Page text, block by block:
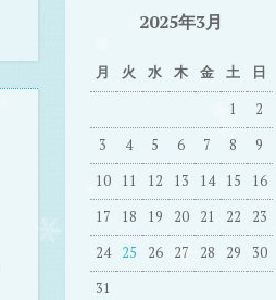
2025年3月
月 火 水 木 金 土 日
1
2
3
4 5 6 7 8
9
10
11 12 13 14 15
16
17
18 19 20 21 22
23
24
25 26 27 28 29
30
31